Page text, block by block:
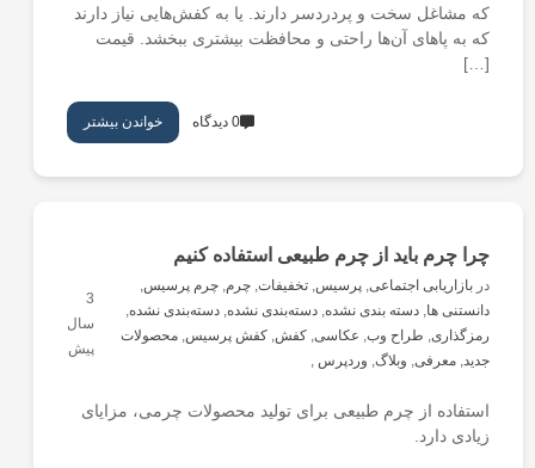
که مشاغل سخت و پردردسر دارند. یا به کفش‌هایی نیاز دارند
که به پاهای آن‌ها راحتی و محافظت بیشتری ببخشد. قیمت
[…]
0 دیدگاه خواندن بیشتر
چرا چرم باید از چرم طبیعی استفاده کنیم
دربازاریابی اجتماعی,پرسیس,تخفیفات,چرم,چرم پرسیس,
دانستنی ها,دسته بندی نشده,دسته‌بندی نشده,دسته‌بندی نشده,
رمزگذاری, طراح وب, عکاسی,کفش,کفش پرسیس,محصولات
جدید,معرفی, وبلاگ, وردپرس ,
3
سال
پیش
استفاده از چرم طبیعی برای تولید محصولات چرمی، مزایای
زیادی دارد.